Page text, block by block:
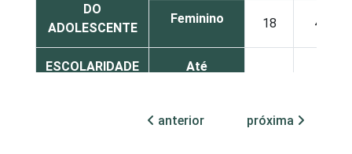
DO
ADOLESCENTE
Feminino 18 4
ESCOLARIDADE
Até
anterior próxima